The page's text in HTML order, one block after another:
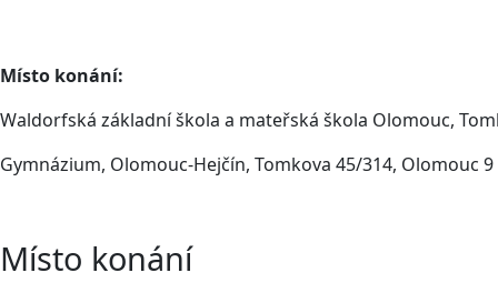
Místo konání:
Waldorfská základní škola a mateřská škola Olomouc,
Gymnázium, Olomouc-Hejčín, Tomkova 45/314, Olomouc 9
Místo konání